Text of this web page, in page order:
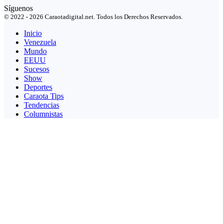
Síguenos
© 2022 - 2026 Caraotadigital.net. Todos los Derechos Reservados.
Inicio
Venezuela
Mundo
EEUU
Sucesos
Show
Deportes
Caraota Tips
Tendencias
Columnistas